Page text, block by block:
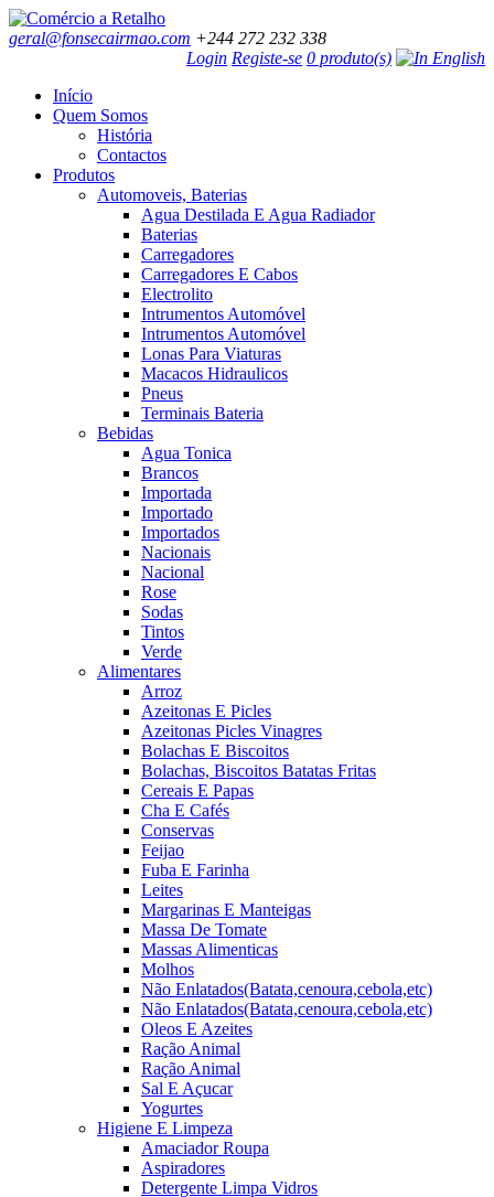
geral@fonsecairmao.com +244 272 232 338
Login Registe-se 0 produto(s)
Início
Quem Somos
História
Contactos
Produtos
Automoveis, Baterias
Agua Destilada E Agua Radiador
Baterias
Carregadores
Carregadores E Cabos
Electrolito
Intrumentos Automóvel
Intrumentos Automóvel
Lonas Para Viaturas
Macacos Hidraulicos
Pneus
Terminais Bateria
Bebidas
Agua Tonica
Brancos
Importada
Importado
Importados
Nacionais
Nacional
Rose
Sodas
Tintos
Verde
Alimentares
Arroz
Azeitonas E Picles
Azeitonas Picles Vinagres
Bolachas E Biscoitos
Bolachas, Biscoitos Batatas Fritas
Cereais E Papas
Cha E Cafés
Conservas
Feijao
Fuba E Farinha
Leites
Margarinas E Manteigas
Massa De Tomate
Massas Alimenticas
Molhos
Não Enlatados(Batata,cenoura,cebola,etc)
Não Enlatados(Batata,cenoura,cebola,etc)
Oleos E Azeites
Ração Animal
Ração Animal
Sal E Açucar
Yogurtes
Higiene E Limpeza
Amaciador Roupa
Aspiradores
Detergente Limpa Vidros